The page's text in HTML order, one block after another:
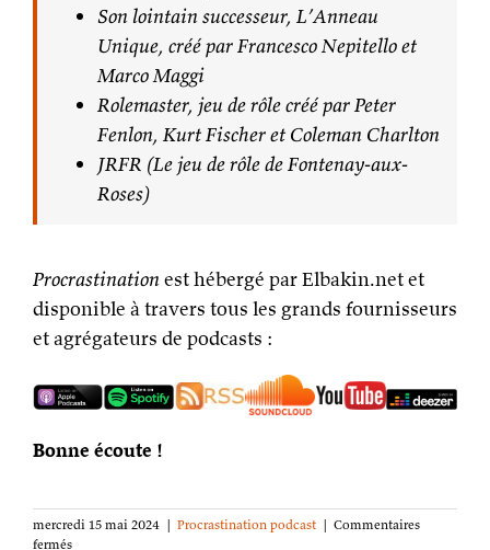
Son lointain successeur, L’Anneau
Unique, créé par Francesco Nepitello et
Marco Maggi
Rolemaster, jeu de rôle créé par Peter
Fenlon, Kurt Fischer et Coleman Charlton
JRFR (Le jeu de rôle de Fontenay-aux-
Roses)
Procrastinationest hébergé par Elbakin.net et
disponible à travers tous les grands fournisseurs
et agrégateurs de podcasts :
Bonne écoute !
mercredi 15 mai 2024 | Procrastination podcast | Commentaires
ferméssur